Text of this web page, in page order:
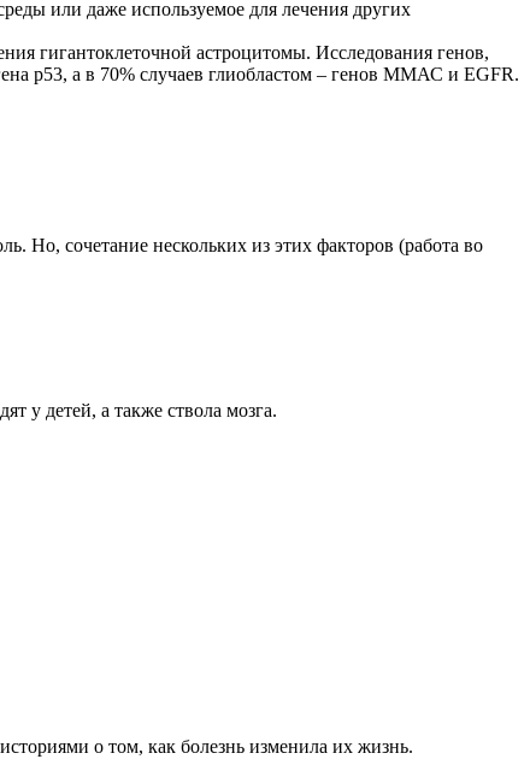
или даже используемое для лечения других
гигантоклеточной астроцитомы. Исследования генов,
р53, а в 70% случаев глиобластом – генов ММАС и EGFR.
Но, сочетание нескольких из этих факторов (работа во
у детей, а также ствола мозга.
о том, как болезнь изменила их жизнь.